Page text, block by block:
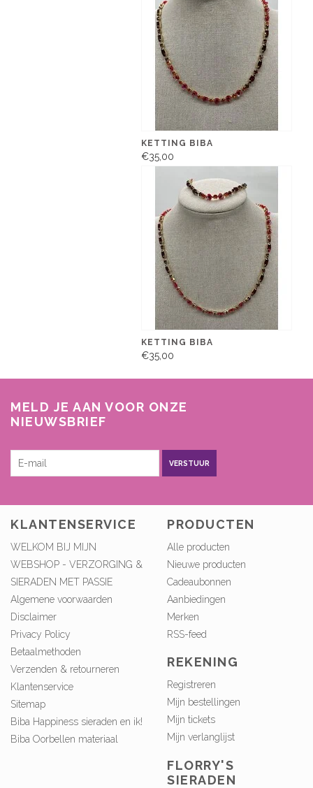
KETTING BIBA
€35,00
KETTING BIBA
€35,00
MELD JE AAN VOOR ONZE
NIEUWSBRIEF
VERSTUUR
KLANTENSERVICE
WELKOM BIJ MIJN
WEBSHOP - VERZORGING &
SIERADEN MET PASSIE
Algemene voorwaarden
Disclaimer
Privacy Policy
Betaalmethoden
Verzenden & retourneren
Klantenservice
Sitemap
Biba Happiness sieraden en ik!
Biba Oorbellen materiaal
PRODUCTEN
Alle producten
Nieuwe producten
Cadeaubonnen
Aanbiedingen
Merken
RSS-feed
REKENING
Registreren
Mijn bestellingen
Mijn tickets
Mijn verlanglijst
FLORRY'S
SIERADEN